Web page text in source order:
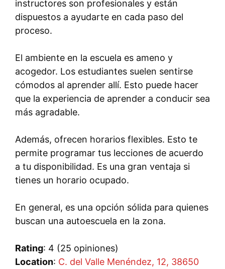
instructores son profesionales y están
dispuestos a ayudarte en cada paso del
proceso.
El ambiente en la escuela es ameno y
acogedor. Los estudiantes suelen sentirse
cómodos al aprender allí. Esto puede hacer
que la experiencia de aprender a conducir sea
más agradable.
Además, ofrecen horarios flexibles. Esto te
permite programar tus lecciones de acuerdo
a tu disponibilidad. Es una gran ventaja si
tienes un horario ocupado.
En general, es una opción sólida para quienes
buscan una autoescuela en la zona.
Rating: 4 (25 opiniones)
Location: C. del Valle Menéndez, 12, 38650